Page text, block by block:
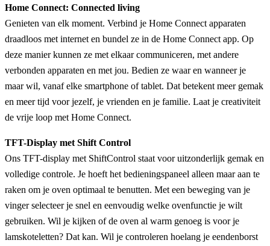
Home Connect: Connected living
Genieten van elk moment. Verbind je Home Connect apparaten
draadloos met internet en bundel ze in de Home Connect app. Op
deze manier kunnen ze met elkaar communiceren, met andere
verbonden apparaten en met jou. Bedien ze waar en wanneer je
maar wil, vanaf elke smartphone of tablet. Dat betekent meer gemak
en meer tijd voor jezelf, je vrienden en je familie. Laat je creativiteit
de vrije loop met Home Connect.
TFT-Display met Shift Control
Ons TFT-display met ShiftControl staat voor uitzonderlijk gemak en
volledige controle. Je hoeft het bedieningspaneel alleen maar aan te
raken om je oven optimaal te benutten. Met een beweging van je
vinger selecteer je snel en eenvoudig welke ovenfunctie je wilt
gebruiken. Wil je kijken of de oven al warm genoeg is voor je
lamskoteletten? Dat kan. Wil je controleren hoelang je eendenborst